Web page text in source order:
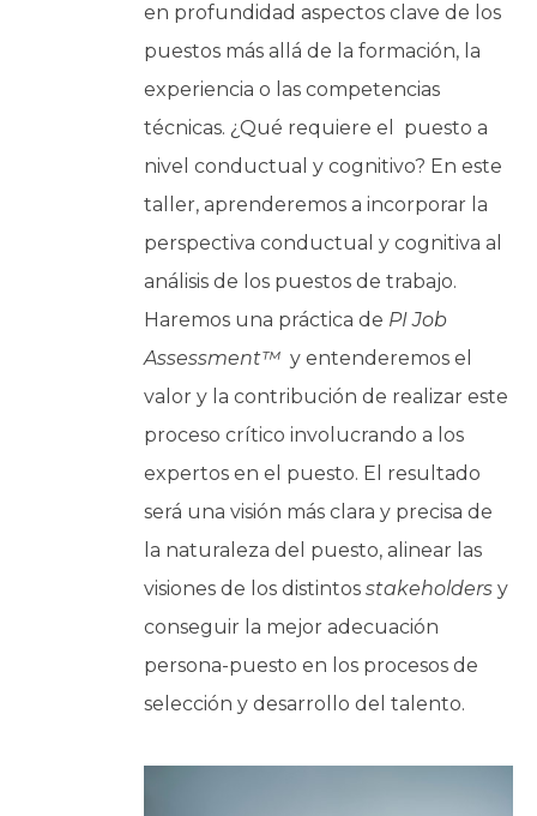
en profundidad aspectos clave de los
puestos más allá de la formación, la
experiencia o las competencias
técnicas. ¿Qué requiere el puesto a
nivel conductual y cognitivo? En este
taller, aprenderemos a incorporar la
perspectiva conductual y cognitiva al
análisis de los puestos de trabajo.
Haremos una práctica de PI Job
Assessment™ y entenderemos el
valor y la contribución de realizar este
proceso crítico involucrando a los
expertos en el puesto. El resultado
será una visión más clara y precisa de
la naturaleza del puesto, alinear las
visiones de los distintos stakeholders y
conseguir la mejor adecuación
persona-puesto en los procesos de
selección y desarrollo del talento.